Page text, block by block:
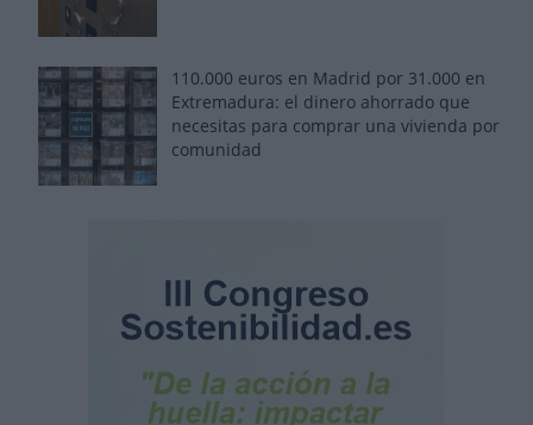
110.000 euros en Madrid por 31.000 en
Extremadura: el dinero ahorrado que
necesitas para comprar una vivienda por
comunidad